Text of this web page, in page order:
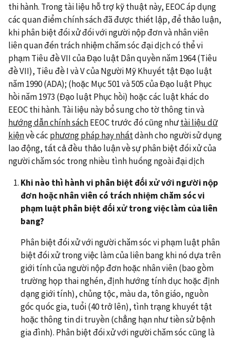
thi hành. Trong tài liệu hỗ trợ kỹ thuật này, EEOC áp dụng
các quan điểm chính sách đã được thiết lập, để thảo luận,
khi phân biệt đối xử đối với người nộp đơn và nhân viên
liên quan đến trách nhiệm chăm sóc đại dịch có thể vi
phạm Tiêu đề VII của Đạo luật Dân quyền năm 1964 (Tiêu
đề VII), Tiêu đề I và V của Người Mỹ Khuyết tật Đạo luật
năm 1990 (ADA); (hoặc Mục 501 và 505 của Đạo luật Phục
hồi năm 1973 (Đạo luật Phục hồi) hoặc các luật khác do
EEOC thi hành. Tài liệu này bổ sung cho tờ thông tin và
hướng dẫn chính sáchEEOC trước đó cũng nhưtài liệu dữ
kiệnvề các phương pháp hay nhấtdành cho người sử dụng
lao động, tất cả đều thảo luận về sự phân biệt đối xử của
người chăm sóc trong nhiều tình huống ngoài đại dịch
Khi nào thì hành vi phân biệt đối xử với người nộp
đơn hoặc nhân viên có trách nhiệm chăm sóc vi
phạm luật phân biệt đối xử trong việc làm của liên
bang?
Phân biệt đối xử với người chăm sóc vi phạm luật phân
biệt đối xử trong việc làm của liên bang khi nó dựa trên
giới tính của người nộp đơn hoặc nhân viên (bao gồm
trường họp thai nghén, định hướng tính dục hoặc định
dạng giới tính), chủng tộc, màu da, tôn giáo, nguồn
gốc quốc gia, tuổi (40 trở lên), tình trạng khuyết tật
hoặc thông tin di truyền (chẳng hạn như tiền sử bệnh
gia đình). Phân biệt đối xử với người chăm sóc cũng là